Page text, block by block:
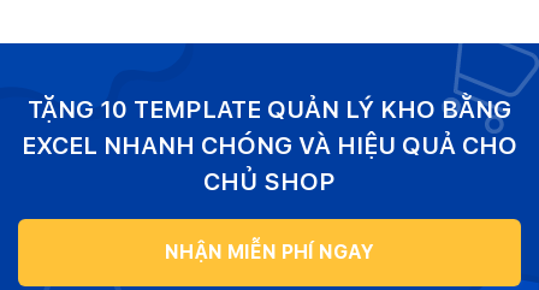
TẶNG 10 TEMPLATE QUẢN LÝ KHO BẰNG
EXCEL NHANH CHÓNG VÀ HIỆU QUẢ CHO
CHỦ SHOP
NHẬN MIỄN PHÍ NGAY